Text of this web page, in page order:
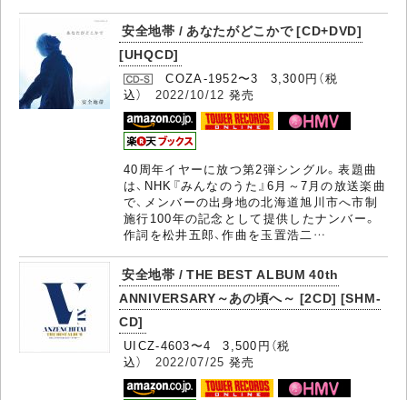
安全地帯 / あなたがどこかで [CD+DVD]
[UHQCD]
COZA-1952〜3 3,300円（税
込） 2022/10/12 発売
40周年イヤーに放つ第2弾シングル。表題曲
は、NHK『みんなのうた』6月～7月の放送楽曲
で、メンバーの出身地の北海道旭川市へ市制
施行100年の記念として提供したナンバー。
作詞を松井五郎、作曲を玉置浩二…
安全地帯 / THE BEST ALBUM 40th
ANNIVERSARY～あの頃へ～ [2CD] [SHM-
CD]
UICZ-4603〜4 3,500円（税
込） 2022/07/25 発売